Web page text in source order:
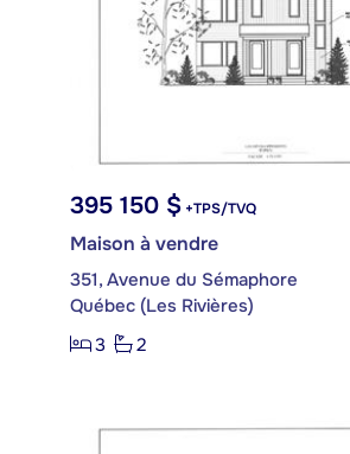
395 150 $ +TPS/TVQ
Maison à vendre
351, Avenue du Sémaphore
Québec (Les Rivières)
3
2